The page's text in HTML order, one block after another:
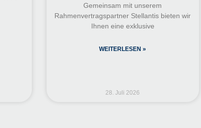
Gemeinsam mit unserem
Rahmenvertragspartner Stellantis bieten wir
Ihnen eine exklusive
WEITERLESEN »
28. Juli 2026